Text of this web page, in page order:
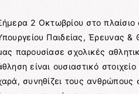
2 Οκτωβρίου στο πλαίσιο
Παιδείας, Έρευνας
παρουσίασε σχολικές
είναι ουσιαστικό
συνηθίζει τους ανθρώπους